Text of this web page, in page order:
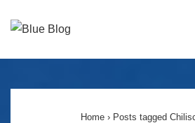
Zum
Navigation
Home › Posts tagged